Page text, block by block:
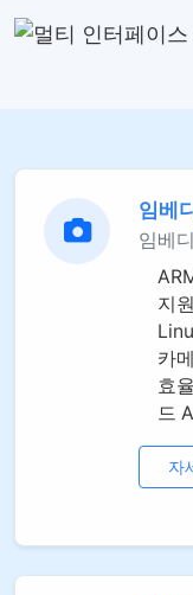
임베
임베
지원
카
효
드
자